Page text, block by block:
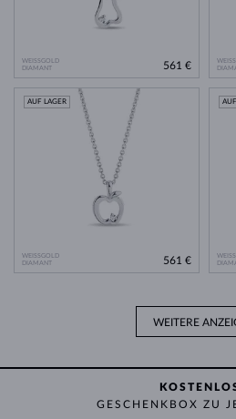
WEISSGOLD
DIAMANT
561 €
WEISSGOLD
DIAMANT
AUF LAGER
561 €
WEITERE
GESCHENKBOX ZU